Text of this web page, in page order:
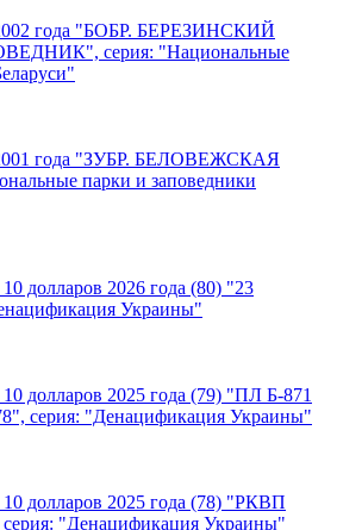
года "БОБР. БЕРЕЗИНСКИЙ
серия: "Национальные
года "ЗУБР. БЕЛОВЕЖСКАЯ
парки и заповедники
долларов 2026 года (80) "23
Украины"
долларов 2025 года (79) "ПЛ Б-871
серия: "Денацификация Украины"
долларов 2025 года (78) "РКВП
"Денацификация Украины"